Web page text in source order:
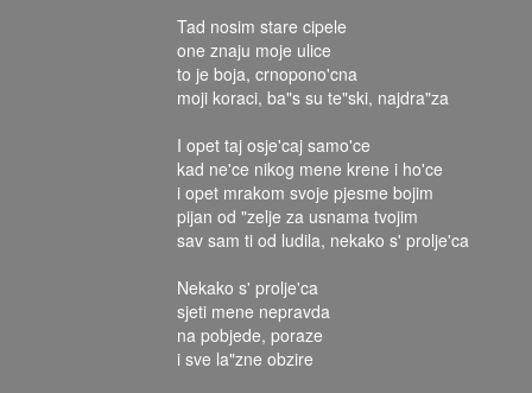
Tad nosim stare cipele
one znaju moje ulice
to je boja, crnopono'cna
moji koraci, ba"s su te"ski, najdra"za
I opet taj osje'caj samo'ce
kad ne'ce nikog mene krene i ho'ce
i opet mrakom svoje pjesme bojim
pijan od "zelje za usnama tvojim
sav sam ti od ludila, nekako s' prolje'ca
Nekako s' prolje'ca
sjeti mene nepravda
na pobjede, poraze
i sve la"zne obzire